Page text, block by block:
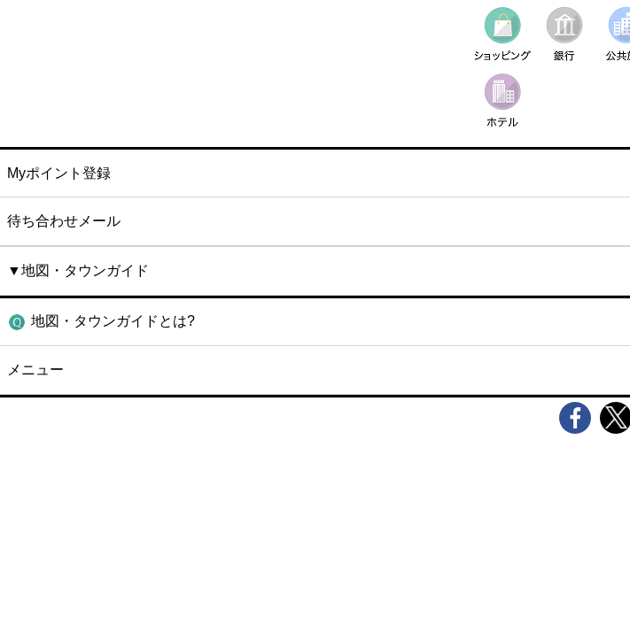
Myポイント登録
待ち合わせメール
▼地図・タウンガイド
地図・タウンガイドとは?
メニュー